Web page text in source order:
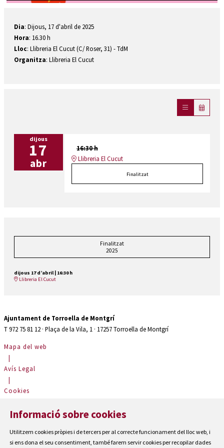
Dia: Dijous, 17 d'abril de 2025
Hora: 16.30 h
Lloc: Llibreria El Cucut (C/ Roser, 31) - TdM
Organitza: Llibreria El Cucut
dijous
17
abr
16:30 h
Llibreria El Cucut
Finalitzat
Finalitzat
2025
dijous 17 d’abril
16:30 h
Llibreria El Cucut
Ajuntament de Torroella de Montgrí
T 972 75 81 12 · Plaça de la Vila, 1 · 17257 Torroella de Montgrí
Mapa del web
|
Avís Legal
|
Cookies
Contactar
Accessibilitat
Informació sobre cookies
Utilitzem cookies pròpies i de tercers per al correcte funcionament del lloc web, i
si ens dona el seu consentiment, també farem servir cookies per recopilar dades